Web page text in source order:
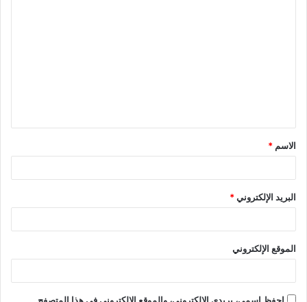
الاسم *
البريد الإلكتروني*
الموقع الإلكتروني
احفظ اسمي، بريدي الإلكتروني، والموقع الإلكتروني في هذا المتصفح